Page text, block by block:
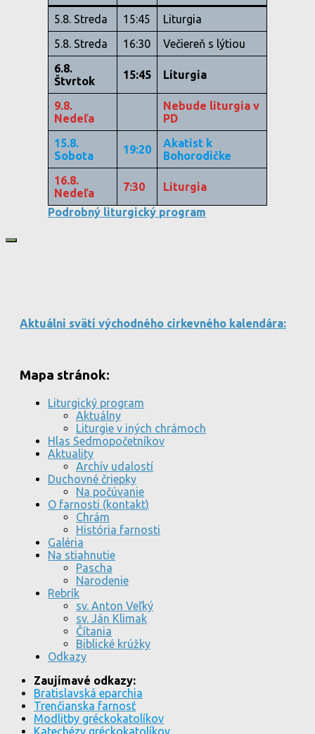
5.8. Streda 15:45
Liturgia
5.8. Streda
16:30
Večiereň s lýtiou
6.8.
Štvrtok
15:45 Liturgia
9.8.
Nedeľa
Nebude liturgia v
PD
15.8.
Sobota
19:20
Akatist k
Bohorodičke
16.8.
Nedeľa
7:30
Liturgia
Podrobný liturgický program
Aktuálni svätí východného cirkevného kalendára:
Mapa stránok:
Liturgický program
Aktuálny
Liturgie v iných chrámoch
Hlas Sedmopočetníkov
Aktuality
Archív udalostí
Duchovné čriepky
Na počúvanie
O farnosti (kontakt)
Chrám
História farnosti
Galéria
Na stiahnutie
Pascha
Narodenie
Rebrík
sv. Anton Veľký
sv. Ján Klimak
Čítania
Biblické krúžky
Odkazy
Zaujímavé odkazy:
Bratislavská eparchia
Trenčianska farnosť
Modlitby gréckokatolíkov
Katechézy gréckokatolíkov